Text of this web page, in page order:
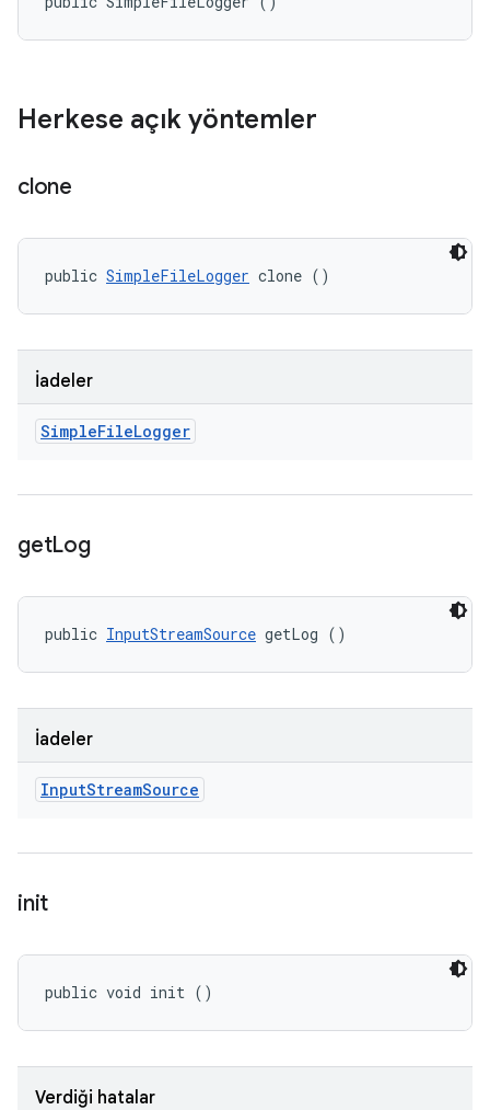
Herkese açık yöntemler
clone
public SimpleFileLogger clone ()
İadeler
SimpleFileLogger
getLog
public InputStreamSource getLog ()
İadeler
InputStreamSource
init
public void init ()
Verdiği hatalar